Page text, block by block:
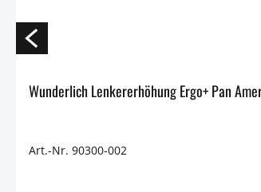
Art.-Nr. 90300-002